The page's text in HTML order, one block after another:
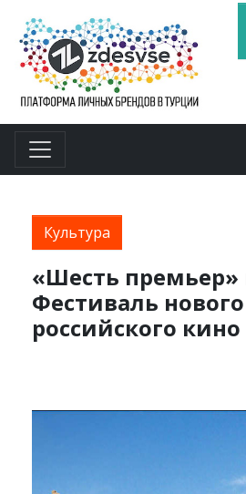
Культура
«Шесть премьер»
Фестиваль нового
российского кино